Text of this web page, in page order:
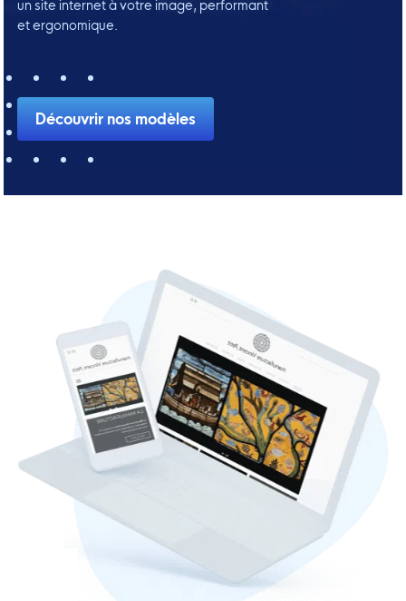
un site internet à votre image, performant
et ergonomique.
Découvrir nos modèles